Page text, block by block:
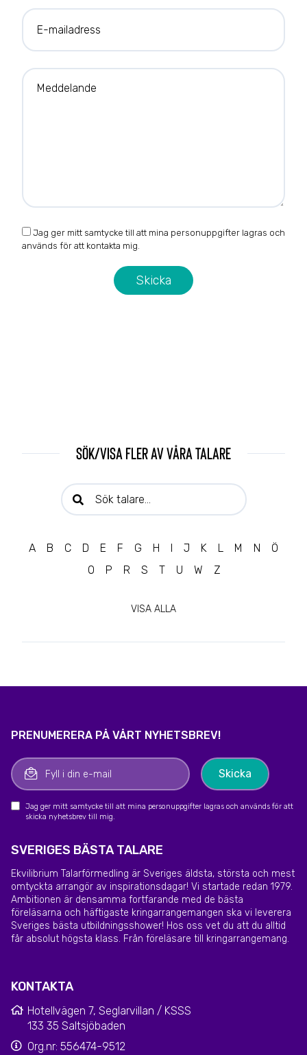
E-mailadress
Meddelande
Jag ger mitt samtycke till att mina personuppgifter lagras och
används för att kontakta mig.
Sök/visa fler av våra talare
Sök talare:
A B C D E F G H J K L M N
Ö
O
P R S T U W Z
VISA ALLA
KONTAKTA
Hotellvägen 7, Seglarvillan / KSSS
133 35 Saltsjöbaden
Org.nr: 556474-9512
SVERIGES BÄSTA TALARE
Ekvilibrium Talarförmedling är Sveriges äldsta, största och mest
omtyckta arrangör av inspirationsdagar! Vi startade redan 1979.
Ambitionen är densamma fortfarande med de bästa
föreläsarna och häftigaste kringarrangemangen ska vi leverera
Sveriges bästa utbildningsshower! Hos oss vet du att du alltid
får absolut högsta klass. Från föreläsare till kringarrangemang.
PRENUMERERA PÅ VÅRT NYHETSBREV!
Jag ger mitt samtycke till att mina personuppgifter lagras och används för att
skicka nyhetsbrev till mig.